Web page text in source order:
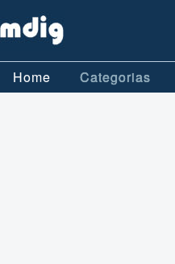
Home Categorias